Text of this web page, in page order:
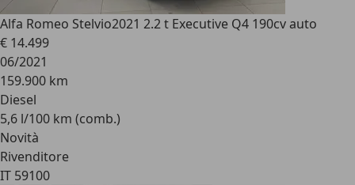
Alfa Romeo Stelvio2021 2.2 t Executive Q4 190cv auto
€ 14.499
06/2021
159.900 km
Diesel
5,6 l/100 km (comb.)
Novità
Rivenditore
IT 59100